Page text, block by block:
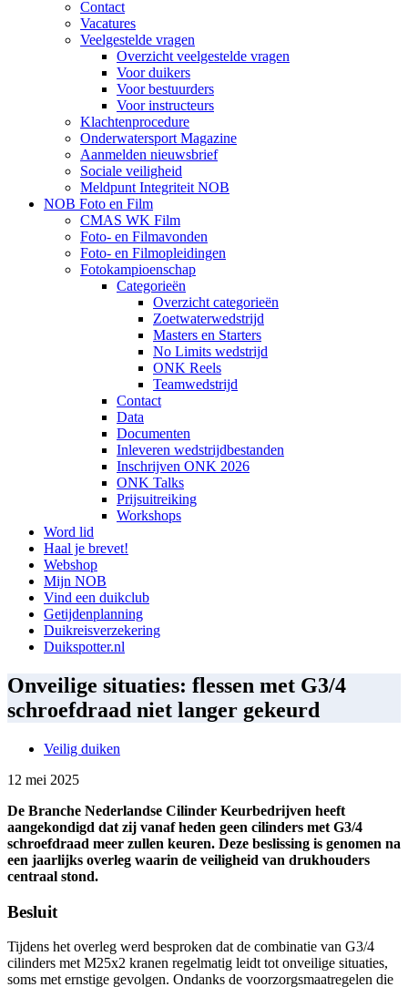
Contact
Vacatures
Veelgestelde vragen
Overzicht veelgestelde vragen
Voor duikers
Voor bestuurders
Voor instructeurs
Klachtenprocedure
Onderwatersport Magazine
Aanmelden nieuwsbrief
Sociale veiligheid
Meldpunt Integriteit NOB
NOB Foto en Film
CMAS WK Film
Foto- en Filmavonden
Foto- en Filmopleidingen
Fotokampioenschap
Categorieën
Overzicht categorieën
Zoetwaterwedstrijd
Masters en Starters
No Limits wedstrijd
ONK Reels
Teamwedstrijd
Contact
Data
Documenten
Inleveren wedstrijdbestanden
Inschrijven ONK 2026
ONK Talks
Prijsuitreiking
Workshops
Word lid
Haal je brevet!
Webshop
Mijn NOB
Vind een duikclub
Getijdenplanning
Duikreisverzekering
Duikspotter.nl
Onveilige situaties: flessen met G3/4
schroefdraad niet langer gekeurd
Veilig duiken
12 mei 2025
De Branche Nederlandse Cilinder Keurbedrijven heeft
aangekondigd dat zij vanaf heden geen cilinders met G3/4
schroefdraad meer zullen keuren. Deze beslissing is genomen na
een jaarlijks overleg waarin de veiligheid van drukhouders
centraal stond.
Besluit
Tijdens het overleg werd besproken dat de combinatie van G3/4
cilinders met M25x2 kranen regelmatig leidt tot onveilige situaties,
soms met ernstige gevolgen. Ondanks de voorzorgsmaatregelen die